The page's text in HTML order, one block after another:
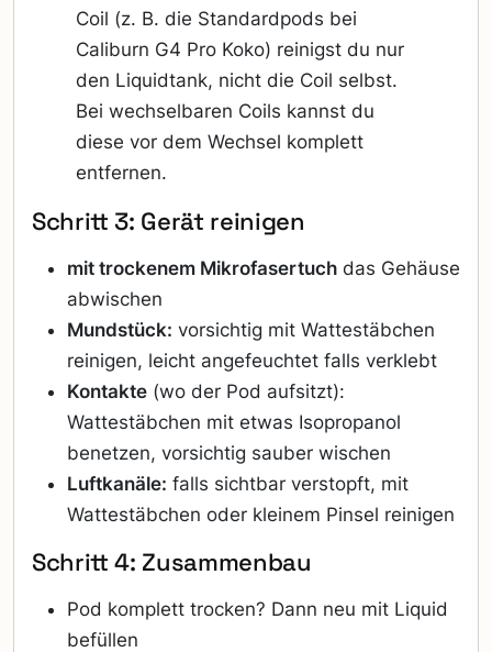
Coil (z. B. die Standardpods bei
Caliburn G4 Pro Koko) reinigst du nur
den Liquidtank, nicht die Coil selbst.
Bei wechselbaren Coils kannst du
diese vor dem Wechsel komplett
entfernen.
Schritt 3: Gerät reinigen
mit trockenem Mikrofasertuch das Gehäuse
abwischen
Mundstück: vorsichtig mit Wattestäbchen
reinigen, leicht angefeuchtet falls verklebt
Kontakte (wo der Pod aufsitzt):
Wattestäbchen mit etwas Isopropanol
benetzen, vorsichtig sauber wischen
Luftkanäle: falls sichtbar verstopft, mit
Wattestäbchen oder kleinem Pinsel reinigen
Schritt 4: Zusammenbau
Pod komplett trocken? Dann neu mit Liquid
befüllen